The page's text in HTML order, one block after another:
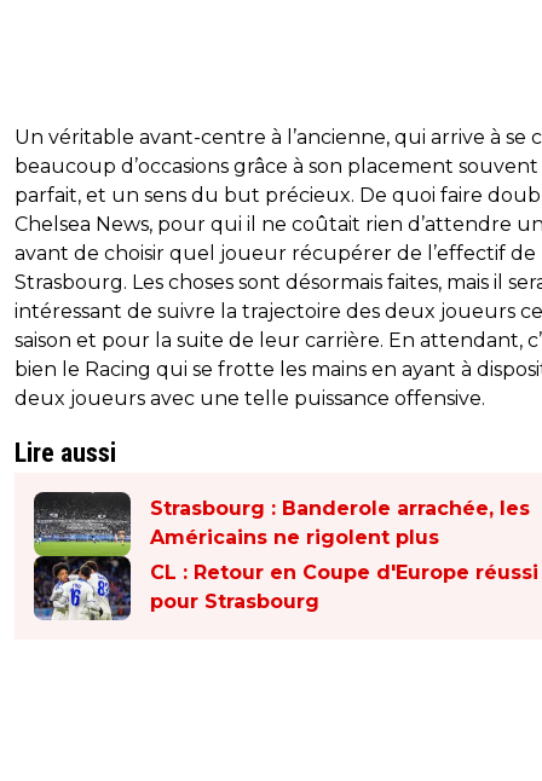
Un véritable avant-centre à l’ancienne, qui arrive à se
beaucoup d’occasions grâce à son placement souvent
parfait, et un sens du but précieux. De quoi faire
Chelsea News, pour qui il ne coûtait rien d’attendre
avant de choisir quel joueur récupérer de l’effectif de
Strasbourg. Les choses sont désormais faites, mais il
intéressant de suivre la trajectoire des deux joueurs
saison et pour la suite de leur carrière. En attendant,
bien le Racing qui se frotte les mains en ayant à
deux joueurs avec une telle puissance offensive.
Lire aussi
Strasbourg : Banderole arrachée, les
Américains ne rigolent plus
CL : Retour en Coupe d'Europe réussi
pour Strasbourg